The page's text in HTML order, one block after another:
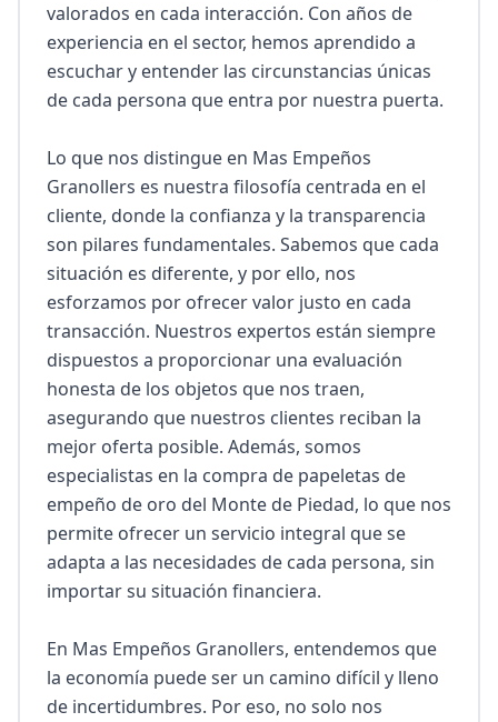
valorados en cada interacción. Con años de
experiencia en el sector, hemos aprendido a
escuchar y entender las circunstancias únicas
de cada persona que entra por nuestra puerta.
Lo que nos distingue en Mas Empeños
Granollers es nuestra filosofía centrada en el
cliente, donde la confianza y la transparencia
son pilares fundamentales. Sabemos que cada
situación es diferente, y por ello, nos
esforzamos por ofrecer valor justo en cada
transacción. Nuestros expertos están siempre
dispuestos a proporcionar una evaluación
honesta de los objetos que nos traen,
asegurando que nuestros clientes reciban la
mejor oferta posible. Además, somos
especialistas en la compra de papeletas de
empeño de oro del Monte de Piedad, lo que nos
permite ofrecer un servicio integral que se
adapta a las necesidades de cada persona, sin
importar su situación financiera.
En Mas Empeños Granollers, entendemos que
la economía puede ser un camino difícil y lleno
de incertidumbres. Por eso, no solo nos